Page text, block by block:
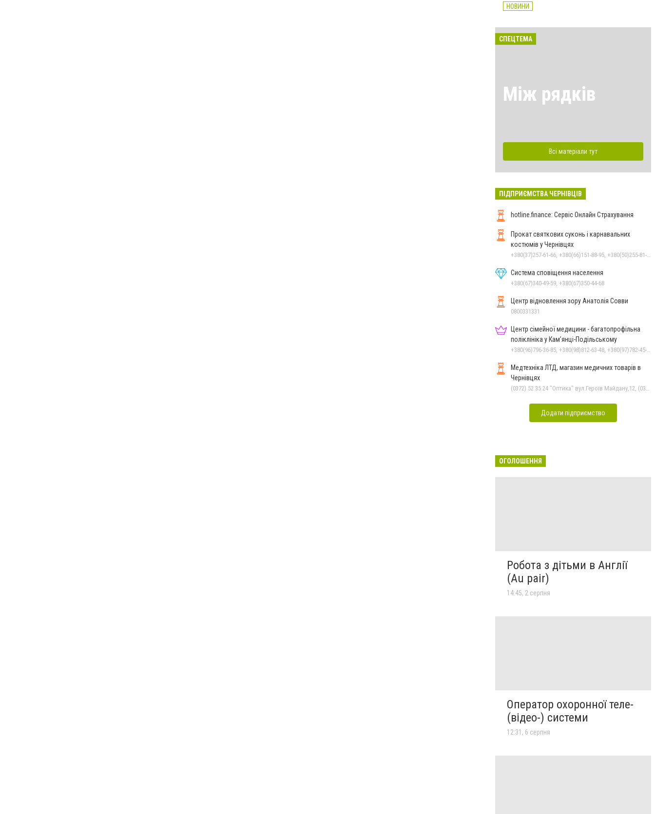
НОВИНИ
СПЕЦТЕМА
Між рядків
Всі матеріали тут
ПІДПРИЄМСТВА ЧЕРНІВЦІВ
hotline.finance: Сервіс Онлайн Страхування
Прокат святкових суконь і карнавальних
костюмів у Чернівцях
Система сповіщення населення
+380(67)340-49-59, +380(67)350-44-68
Центр відновлення зору Анатолія Совви
0800331331
Центр сімейної медицини - багатопрофільна
поліклініка у Кам’янці-Подільському
Медтехніка ЛТД, магазин медичних товарів в
Чернівцях
Додати підприємство
ОГОЛОШЕННЯ
Робота з дітьми в Англії
(Au pair)
14:45, 2 серпня
Оператор охоронної теле-
(відео-) системи
12:31, 6 серпня